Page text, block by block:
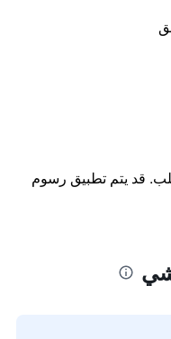
قد يتم تطبيق رسوم